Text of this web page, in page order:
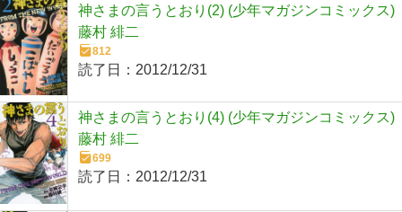
神さまの言うとおり(2) (少年マガジンコミックス)
藤村 緋二
812
読了日： 2012/12/31
神さまの言うとおり(4) (少年マガジンコミックス)
藤村 緋二
699
読了日： 2012/12/31